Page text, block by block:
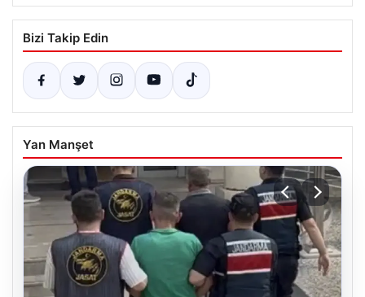
Bizi Takip Edin
Yan Manşet